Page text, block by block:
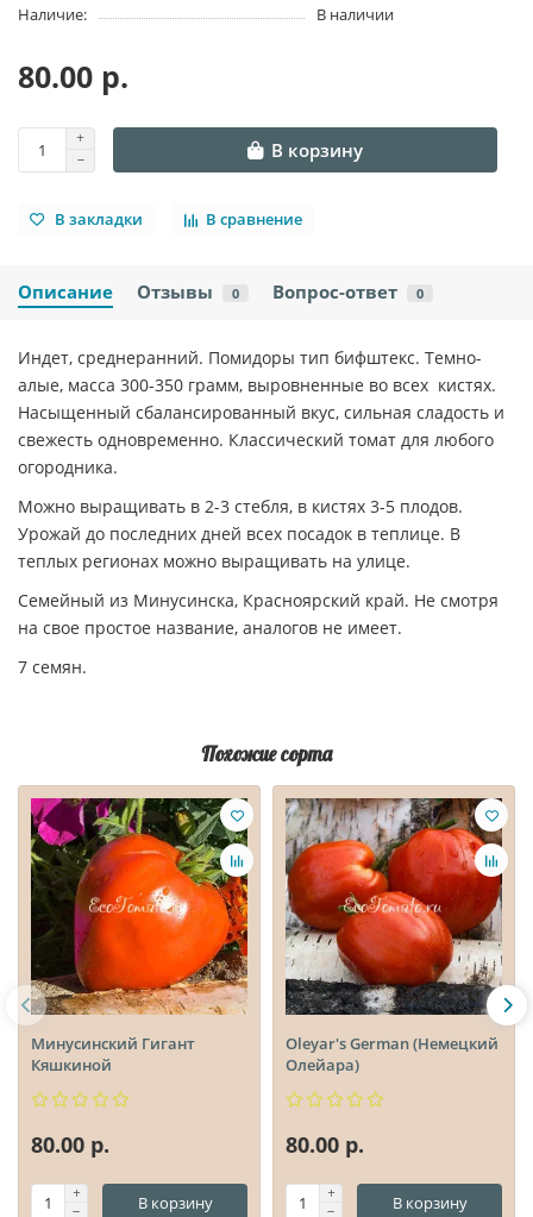
Наличие:
В наличии
80.00 р.
В корзину
В закладки В сравнение
Описание Отзывы 0 Вопрос-ответ 0
Индет, среднеранний. Помидоры тип бифштекс. Темно-
алые, масса 300-350 грамм, выровненные во всех кистях.
Насыщенный сбалансированный вкус, сильная сладость и
свежесть одновременно. Классический томат для любого
огородника.
Можно выращивать в 2-3 стебля, в кистях 3-5 плодов.
Урожай до последних дней всех посадок в теплице. В
теплых регионах можно выращивать на улице.
Семейный из Минусинска, Красноярский край. Не смотря
на свое простое название, аналогов не имеет.
7 семян.
Похожие сорта
Минусинский Гигант
Кяшкиной
80.00 р.
В корзину
Oleyar's German (Немецкий
Олейара)
80.00 р.
В корзину